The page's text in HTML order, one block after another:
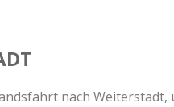
nach